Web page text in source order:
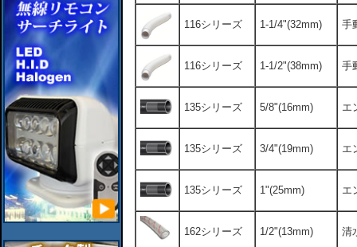
116シリーズ 1-1/4"(32mm) 手
116シリーズ 1-1/2"(38mm) 手
135シリーズ 5/8"(16mm) エ
135シリーズ 3/4"(19mm) エ
135シリーズ 1"(25mm) エ
162シリーズ 1/2"(13mm) 清